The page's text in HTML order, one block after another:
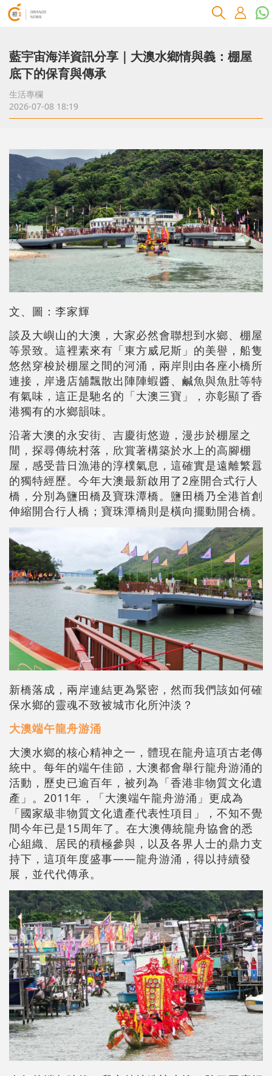
藍宇宙海洋資訊分享｜大澳水鄉情與義：棚屋
底下的保育與傳承
生活專欄
2026-07-08 18:19
文、圖：李家輝
談及大嶼山的大澳，大家必然會聯想到水鄉、棚屋
等景致。這裡素來有「東方威尼斯」的美譽，船隻
悠然穿梭於棚屋之間的河涌，兩岸則由各座小橋所
連接，岸邊店舖飄散出陣陣蝦醬、鹹魚與魚肚等特
有氣味，這正是馳名的「大澳三寶」，亦彰顯了香
港獨有的水鄉韻味。
沿著大澳的永安街、吉慶街悠遊，漫步於棚屋之
間，探尋傳統村落，欣賞著構築於水上的高腳棚
屋，感受昔日漁港的淳樸氣息，這確實是遠離繁囂
的獨特經歷。今年大澳最新啟用了2座開合式行人
橋，分別為鹽田橋及寶珠潭橋。鹽田橋乃全港首創
伸縮開合行人橋；寶珠潭橋則是橫向擺動開合橋。
新橋落成，兩岸連結更為緊密，然而我們該如何確
保水鄉的靈魂不致被城市化所沖淡？
大澳端午龍舟游涌
大澳水鄉的核心精神之一，體現在龍舟這項古老傳
統中。每年的端午佳節，大澳都會舉行龍舟游涌的
活動，歷史已逾百年，被列為「香港非物質文化遺
產」。2011年，「大澳端午龍舟游涌」更成為
「國家級非物質文化遺產代表性項目」，不知不覺
間今年已是15周年了。在大澳傳統龍舟協會的悉
心組織、居民的積極參與，以及各界人士的鼎力支
持下，這項年度盛事——龍舟游涌，得以持續發
展，並代代傳承。